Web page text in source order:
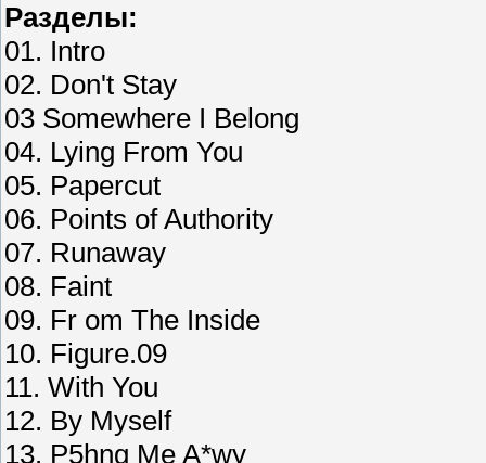
Разделы:
01. Intro
02. Don't Stay
03 Somewhere I Belong
04. Lying From You
05. Papercut
06. Points of Authority
07. Runaway
08. Faint
09. Fr om The Inside
10. Figure.09
11. With You
12. By Myself
13. P5hng Me A*wy